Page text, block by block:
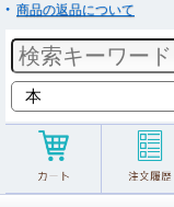
商品の返品について